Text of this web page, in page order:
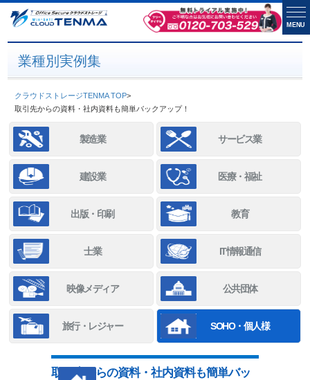
業種別実例集
クラウドストレージTENMA TOP>
取引先からの資料・社内資料も簡単バックアップ！
製造業 サービス業
建設業 医療・福祉
出版・印刷 教育
士業 IT情報通信
映像メディア 公共団体
旅行・レジャー SOHO・個人様
取引先からの資料・社内資料も簡単バッ
MENU